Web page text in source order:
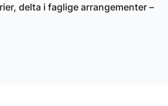
delta i faglige arrangementer –